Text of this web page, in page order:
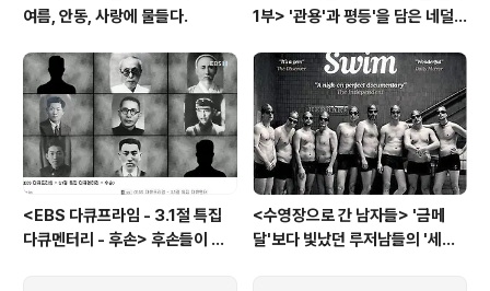
여름, 안동, 사랑에 물들다.
1부> '관용'과 평등'을 담은 네덜
<EBS 다큐프라임 - 3.1절 특집
다큐멘터리 - 후손> 후손들이 말
<수영장으로 간 남자들> '금메
달'보다 빛났던 루저남들의 '세라